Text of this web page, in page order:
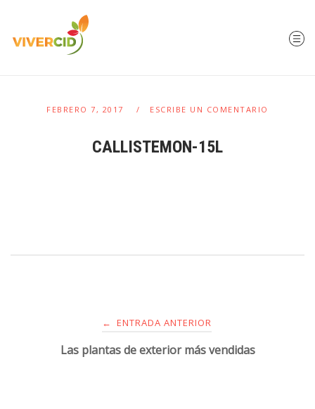
FEBRERO 7, 2017 ESCRIBE UN COMENTARIO
CALLISTEMON-15L
← ENTRADA ANTERIOR
Las plantas de exterior más vendidas